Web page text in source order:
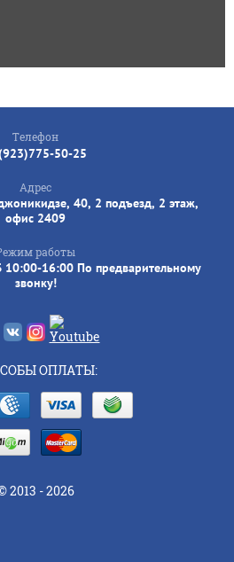
Телефон
50-25
Адрес
40, 2 подъезд, 2 этаж,
офис 2409
работы
16:00 По предварительному
звонку!
ОПЛАТЫ:
2013 - 2026